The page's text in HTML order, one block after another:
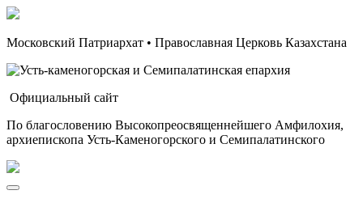
Московский Патриархат • Православная Церковь Казахстана
Официальный сайт
По благословению Высокопреосвященнейшего Амфилохия,
архиепископа Усть-Каменогорского и Семипалатинского